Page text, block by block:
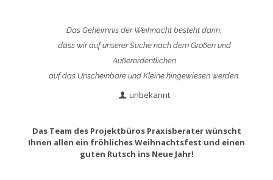
Das Geheimnis der Weihnacht besteht darin,
dass wir auf unserer Suche nach dem Großen und
Außerordentlichen
auf das Unscheinbare und Kleine hingewiesen werden.
unbekannt
Das Team des Projektbüros Praxisberater wünscht
Ihnen allen ein fröhliches Weihnachtsfest und einen
guten Rutsch ins Neue Jahr!